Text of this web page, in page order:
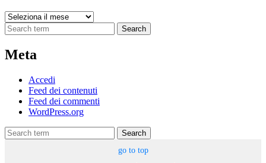
Archivi
Search
Meta
Accedi
Feed dei contenuti
Feed dei commenti
WordPress.org
Search
go to top